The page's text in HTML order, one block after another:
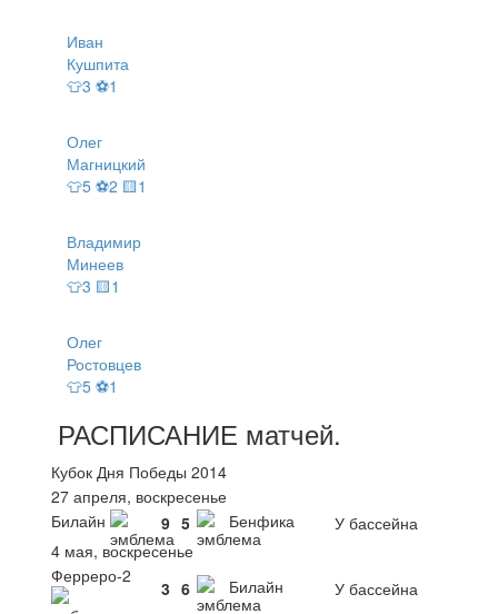
Иван
Кушпита
👕3 ⚽1
Олег
Магницкий
👕5 ⚽2 🟨1
Владимир
Минеев
👕3 🟨1
Олег
Ростовцев
👕5 ⚽1
РАСПИСАНИЕ матчей.
Кубок Дня Победы 2014
27 апреля, воскресенье
Билайн
9 5 Бенфика
У бассейна
4 мая, воскресенье
Ферреро-2
3 6 Билайн
У бассейна